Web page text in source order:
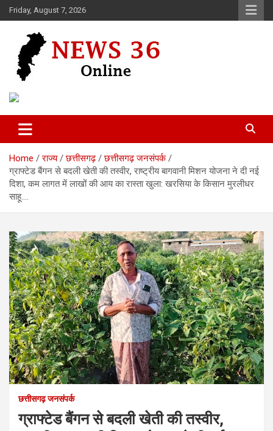
Skip
to
Friday, August 7, 2026
News 36
Home राज्य छत्तीसगढ़
छत्तीसगढ़ जनसंपर्क
ग्राफ्टेड बैंगन से बदली खेती की तस्वीर, राष्ट्रीय बागवानी मिशन योजना ने दी नई
दिशा, कम लागत में लाखों की आय का रास्ता खुला: खरसिया के किसान मुरलीधर
साहू….
छत्तीसगढ़ जनसंपर्क
ग्राफ्टेड बैंगन से बदली खेती की तस्वीर,